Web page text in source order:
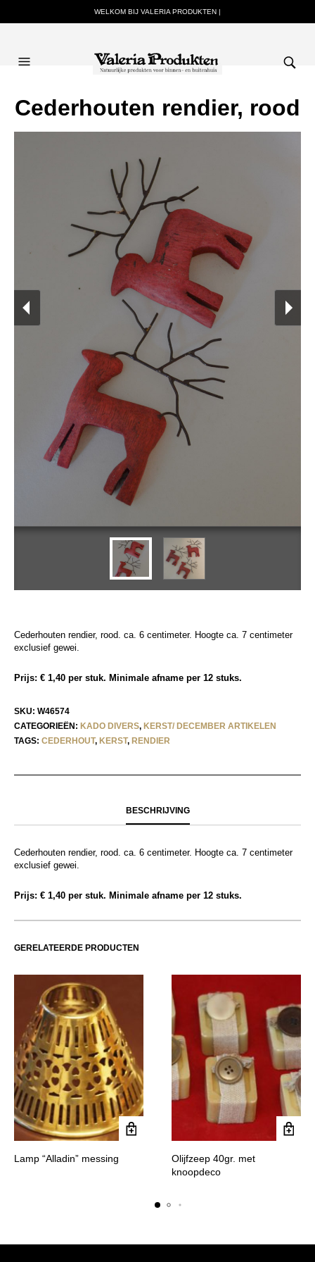
WELKOM BIJ VALERIA PRODUKTEN |
Cederhouten rendier, rood
Cederhouten rendier, rood. ca. 6 centimeter. Hoogte ca. 7 centimeter
exclusief gewei.
Prijs: € 1,40 per stuk. Minimale afname per 12 stuks.
SKU: W46574
CATEGORIEËN: KADO DIVERS, KERST/ DECEMBER ARTIKELEN
TAGS: CEDERHOUT, KERST, RENDIER
BESCHRIJVING
Cederhouten rendier, rood. ca. 6 centimeter. Hoogte ca. 7 centimeter
exclusief gewei.
Prijs: € 1,40 per stuk. Minimale afname per 12 stuks.
GERELATEERDE PRODUCTEN
Lamp “Alladin” messing
Olijfzeep 40gr. met
knoopdeco